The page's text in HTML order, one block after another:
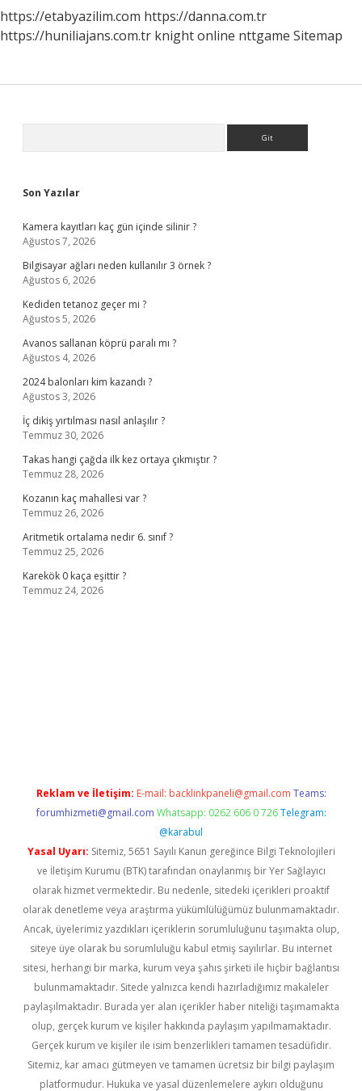
https://etabyazilim.com https://danna.com.tr
https://huniliajans.com.tr knight online nttgame Sitemap
Son Yazılar
Kamera kayıtları kaç gün içinde silinir ?
Ağustos 7, 2026
Bilgisayar ağları neden kullanılır 3 örnek ?
Ağustos 6, 2026
Kediden tetanoz geçer mi ?
Ağustos 5, 2026
Avanos sallanan köprü paralı mı ?
Ağustos 4, 2026
2024 balonları kim kazandı ?
Ağustos 3, 2026
İç dikiş yırtılması nasıl anlaşılır ?
Temmuz 30, 2026
Takas hangi çağda ilk kez ortaya çıkmıştır ?
Temmuz 28, 2026
Kozanın kaç mahallesi var ?
Temmuz 26, 2026
Aritmetik ortalama nedir 6. sınıf ?
Temmuz 25, 2026
Karekök 0 kaça eşittir ?
Temmuz 24, 2026
Reklam ve İletişim: E-mail: backlinkpaneli@gmail.com Teams:
forumhizmeti@gmail.com Whatsapp: 0262 606 0 726 Telegram:
@karabul
Yasal Uyarı: Sitemiz, 5651 Sayılı Kanun gereğince Bilgi Teknolojileri
ve İletişim Kurumu (BTK) tarafından onaylanmış bir Yer Sağlayıcı
olarak hizmet vermektedir. Bu nedenle, sitedeki içerikleri proaktif
olarak denetleme veya araştırma yükümlülüğümüz bulunmamaktadır.
Ancak, üyelerimiz yazdıkları içeriklerin sorumluluğunu taşımakta olup,
siteye üye olarak bu sorumluluğu kabul etmiş sayılırlar. Bu internet
sitesi, herhangi bir marka, kurum veya şahıs şirketi ile hiçbir bağlantısı
bulunmamaktadır. Sitede yalnızca kendi hazırladığımız makaleler
paylaşılmaktadır. Burada yer alan içerikler haber niteliği taşımamakta
olup, gerçek kurum ve kişiler hakkında paylaşım yapılmamaktadır.
Gerçek kurum ve kişiler ile isim benzerlikleri tamamen tesadüfidir.
Sitemiz, kar amacı gütmeyen ve tamamen ücretsiz bir bilgi paylaşım
platformudur. Hukuka ve yasal düzenlemelere aykırı olduğunu